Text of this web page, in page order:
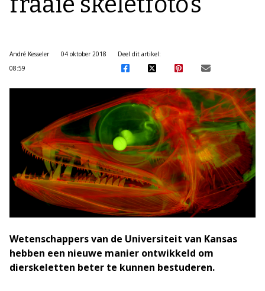
André Kesseler
04 oktober 2018
08:59
Deel dit artikel:
Wetenschappers van de Universiteit van Kansas
hebben een nieuwe manier ontwikkeld om
dierskeletten beter te kunnen bestuderen.